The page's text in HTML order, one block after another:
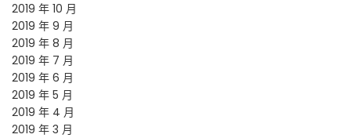
2019 年 10 月
2019 年 9 月
2019 年 8 月
2019 年 7 月
2019 年 6 月
2019 年 5 月
2019 年 4 月
2019 年 3 月